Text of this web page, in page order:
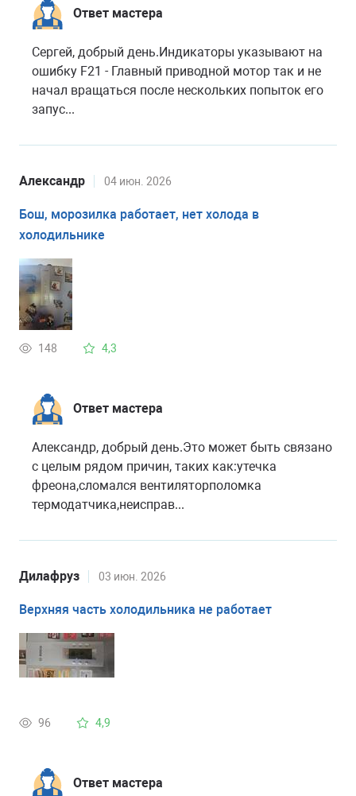
Ответ мастера
Сергей, добрый день.Индикаторы указывают на
ошибку F21 - Главный приводной мотор так и не
начал вращаться после нескольких попыток его
запус...
Александр 04 июн. 2026
Бош, морозилка работает, нет холода в
холодильнике
148 4,3
Ответ мастера
Александр, добрый день.Это может быть связано
с целым рядом причин, таких как:утечка
фреона,сломался вентиляторполомка
термодатчика,неисправ...
Дилафруз 03 июн. 2026
Верхняя часть холодильника не работает
96 4,9
Ответ мастера